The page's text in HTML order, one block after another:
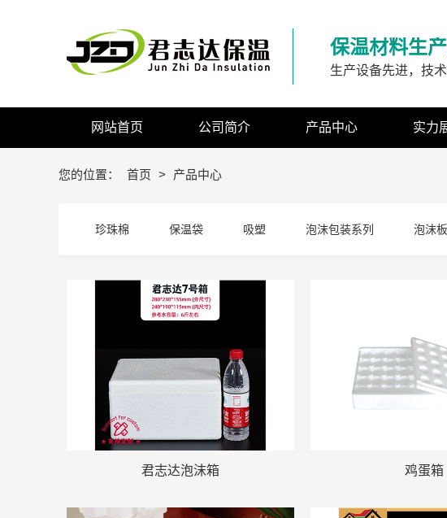
网站首页 公司简介 产品中心 实力
生产设备先进，技
保温材料生
您的位置： 首页 > 产品中心
珍珠棉 保温袋 吸塑 泡沫包装系列 泡沫板
君志达泡沫箱 鸡蛋箱